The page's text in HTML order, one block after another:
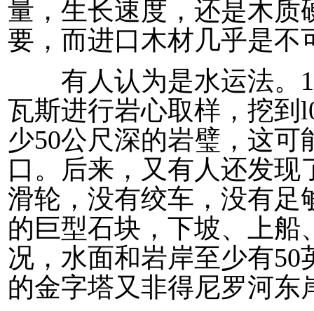
量，生长速度，还是木质
要，而进口木材几乎是不
有人认为是水运法。
瓦斯进行岩心取样，挖到
少50公尺深的岩璧，这
口。后来，又有人还发
滑轮，没有绞车，没有足
的巨型石块，下坡、上船
况，水面和岩岸至少有
的金字塔又非得尼罗河东